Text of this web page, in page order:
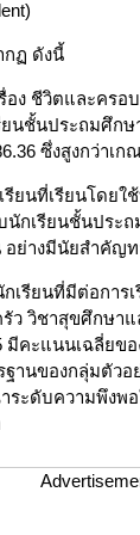
กฏ ดังนี้
รื่อง ชีวิตและคร
นชั้นประถมศึกษ
ซึ่งสูงกว่าเ
ยนที่เรียนโดยใ
นักเรียนชั้นประ
อย่างมีนัยสำคัญ
เรียนที่มีต่อการ
ว วิชาสุขศึกษา
คะแนนเฉลี่ยขอ
านของกลุ่มตัวอ
ะดับความพึงพ